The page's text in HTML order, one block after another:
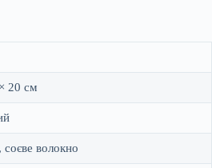
20 см
соєве волокно